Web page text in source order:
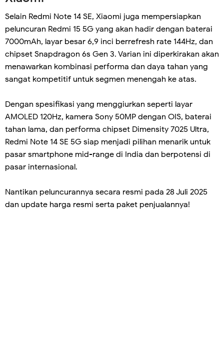
Selain Redmi Note 14 SE, Xiaomi juga mempersiapkan
peluncuran Redmi 15 5G yang akan hadir dengan baterai
7000mAh, layar besar 6,9 inci berrefresh rate 144Hz, dan
chipset Snapdragon 6s Gen 3. Varian ini diperkirakan akan
menawarkan kombinasi performa dan daya tahan yang
sangat kompetitif untuk segmen menengah ke atas.
Dengan spesifikasi yang menggiurkan seperti layar
AMOLED 120Hz, kamera Sony 50MP dengan OIS, baterai
tahan lama, dan performa chipset Dimensity 7025 Ultra,
Redmi Note 14 SE 5G siap menjadi pilihan menarik untuk
pasar smartphone mid-range di India dan berpotensi di
pasar internasional.
Nantikan peluncurannya secara resmi pada 28 Juli 2025
dan update harga resmi serta paket penjualannya!